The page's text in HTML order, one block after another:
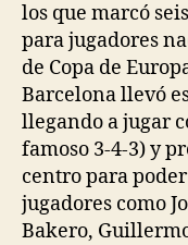
los que marcó
para jugadores
de Copa de
Barcelona llevó
llegando a jugar
famoso 3-4-3) y
centro para
jugadores como
Bakero,